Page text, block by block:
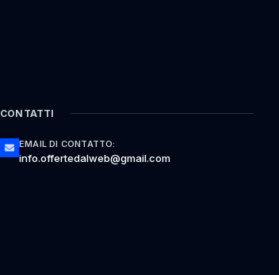
CONTATTI
EMAIL DI CONTATTO:
info.offertedalweb@gmail.com